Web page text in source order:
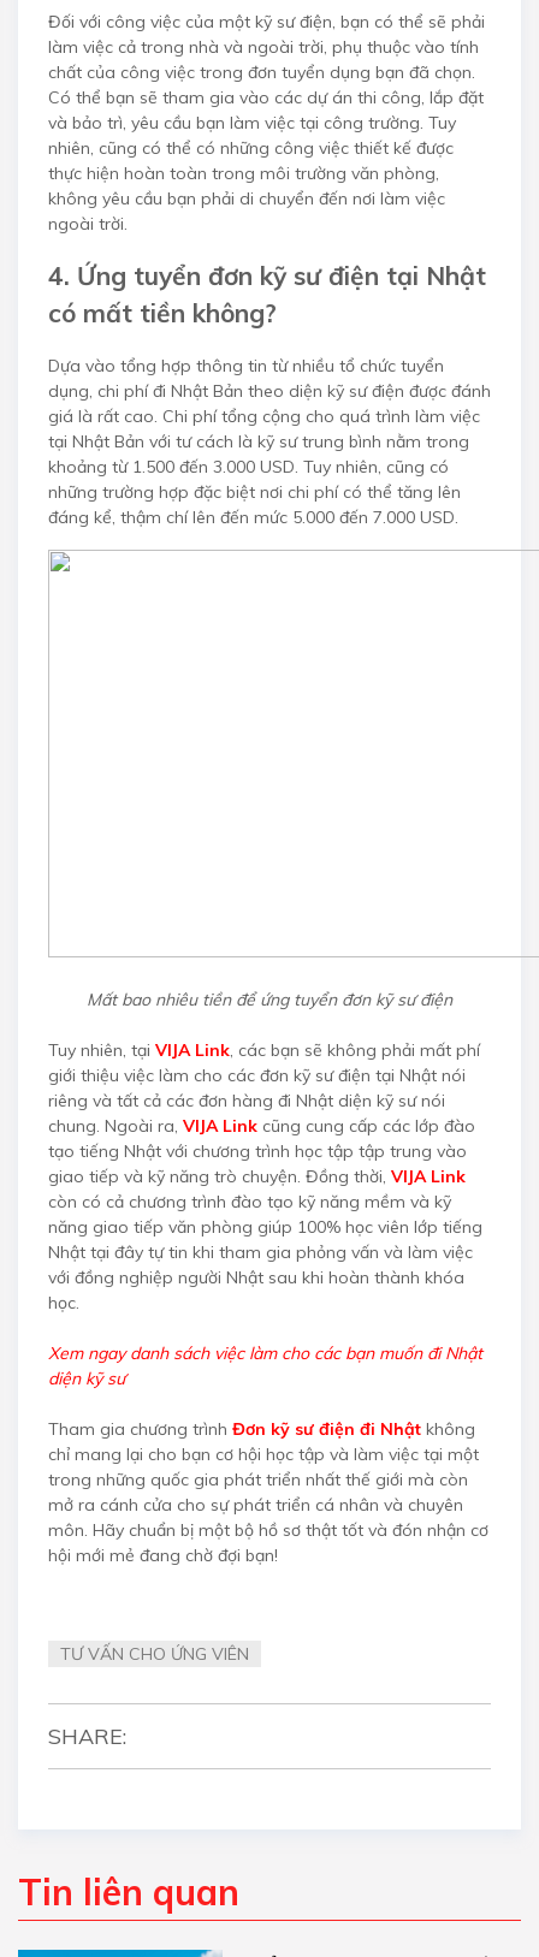
Đối với công việc của một kỹ sư điện, bạn có thể sẽ phải
làm việc cả trong nhà và ngoài trời, phụ thuộc vào tính
chất của công việc trong đơn tuyển dụng bạn đã chọn.
Có thể bạn sẽ tham gia vào các dự án thi công, lắp đặt
và bảo trì, yêu cầu bạn làm việc tại công trường. Tuy
nhiên, cũng có thể có những công việc thiết kế được
thực hiện hoàn toàn trong môi trường văn phòng,
không yêu cầu bạn phải di chuyển đến nơi làm việc
ngoài trời.
4. Ứng tuyển đơn kỹ sư điện tại Nhật
có mất tiền không?
Dựa vào tổng hợp thông tin từ nhiều tổ chức tuyển
dụng, chi phí đi Nhật Bản theo diện kỹ sư điện được đánh
giá là rất cao. Chi phí tổng cộng cho quá trình làm việc
tại Nhật Bản với tư cách là kỹ sư trung bình nằm trong
khoảng từ 1.500 đến 3.000 USD. Tuy nhiên, cũng có
những trường hợp đặc biệt nơi chi phí có thể tăng lên
đáng kể, thậm chí lên đến mức 5.000 đến 7.000 USD.
Mất bao nhiêu tiền để ứng tuyển đơn kỹ sư điện
Tuy nhiên, tại VIJA Link , các bạn sẽ không phải mất phí
giới thiệu việc làm cho các đơn kỹ sư điện tại Nhật nói
riêng và tất cả các đơn hàng đi Nhật diện kỹ sư nói
chung. Ngoài ra, VIJA Link cũng cung cấp các lớp đào
tạo tiếng Nhật với chương trình học tập tập trung vào
giao tiếp và kỹ năng trò chuyện. Đồng thời, VIJA Link
còn có cả chương trình đào tạo kỹ năng mềm và kỹ
năng giao tiếp văn phòng giúp 100% học viên lớp tiếng
Nhật tại đây tự tin khi tham gia phỏng vấn và làm việc
với đồng nghiệp người Nhật sau khi hoàn thành khóa
học.
Xem ngay danh sách việc làm cho các bạn muốn đi Nhật
diện kỹ sư
Tham gia chương trình Đơn kỹ sư điện đi Nhật không
chỉ mang lại cho bạn cơ hội học tập và làm việc tại một
trong những quốc gia phát triển nhất thế giới mà còn
mở ra cánh cửa cho sự phát triển cá nhân và chuyên
môn. Hãy chuẩn bị một bộ hồ sơ thật tốt và đón nhận cơ
hội mới mẻ đang chờ đợi bạn!
TƯ VẤN CHO ỨNG VIÊN
SHARE:
Tin liên quan